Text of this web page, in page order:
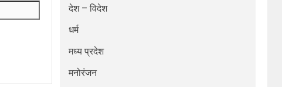
देश – विदेश
धर्म
मध्य प्रदेश
मनोरंजन